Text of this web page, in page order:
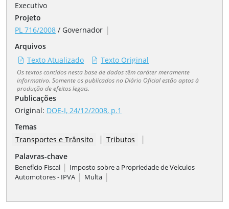
Executivo
Projeto
PL 716/2008 / Governador |
Arquivos
Texto Atualizado
Texto Original
Os textos contidos nesta base de dados têm caráter meramente
informativo. Somente os publicados no Diário Oficial estão aptos à
produção de efeitos legais.
Publicações
Original: DOE-I, 24/12/2008, p.1
Temas
Transportes e Trânsito
| Tributos |
Palavras-chave
Benefício Fiscal | Imposto sobre a Propriedade de Veículos
Automotores - IPVA | Multa |